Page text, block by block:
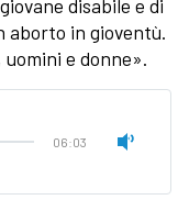
disabile e di
aborto in gioventù.
e donne».
06:03